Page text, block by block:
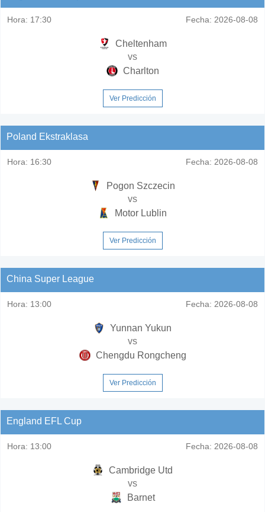
Hora: 17:30 Fecha: 2026-08-08
Cheltenham
vs
Charlton
Ver Predicción
Poland Ekstraklasa
Hora: 16:30 Fecha: 2026-08-08
Pogon Szczecin
vs
Motor Lublin
Ver Predicción
China Super League
Hora: 13:00 Fecha: 2026-08-08
Yunnan Yukun
vs
Chengdu Rongcheng
Ver Predicción
England EFL Cup
Hora: 13:00 Fecha: 2026-08-08
Cambridge Utd
vs
Barnet